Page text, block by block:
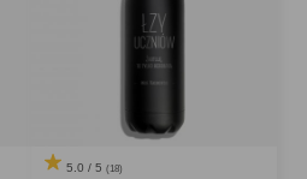
5.0 / 5 (18)